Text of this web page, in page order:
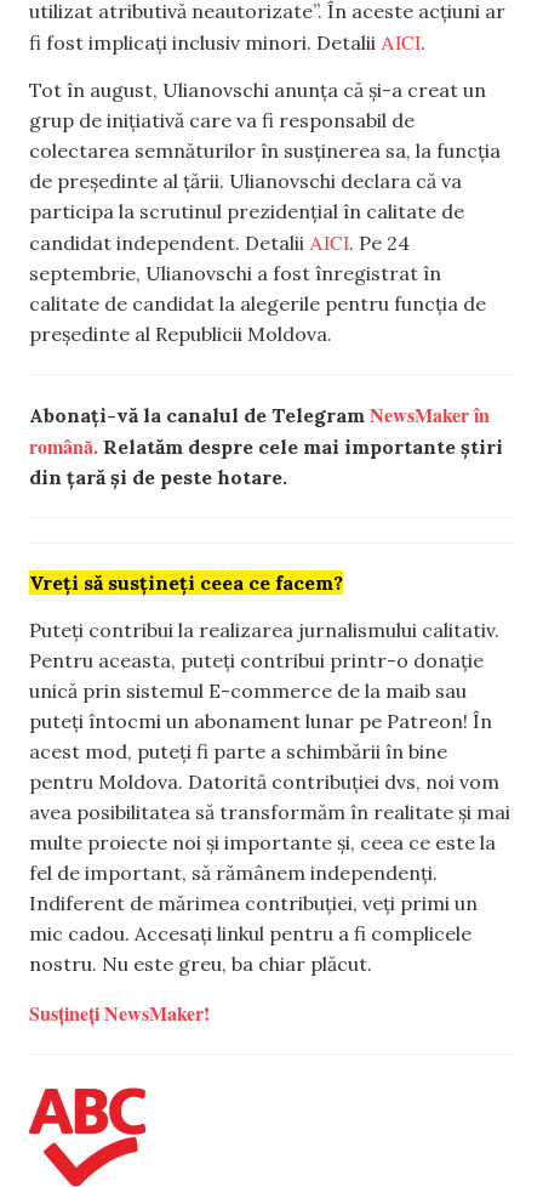
utilizat atributivă neautorizate”. În aceste acțiuni ar
fi fost implicați inclusiv minori. Detalii AICI.
Tot în august, Ulianovschi anunța că și-a creat un
grup de inițiativă care va fi responsabil de
colectarea semnăturilor în susținerea sa, la funcția
de președinte al țării. Ulianovschi declara că va
participa la scrutinul prezidențial în calitate de
candidat independent. Detalii AICI. Pe 24
septembrie, Ulianovschi a fost înregistrat în
calitate de candidat la alegerile pentru funcția de
președinte al Republicii Moldova.
Abonați-vă la canalul de Telegram NewsMaker în
română. Relatăm despre cele mai importante știri
din țară și de peste hotare.
Vreți să susțineți ceea ce facem?
Puteți contribui la realizarea jurnalismului calitativ.
Pentru aceasta, puteți contribui printr-o donație
unică prin sistemul E-commerce de la maib sau
puteți întocmi un abonament lunar pe Patreon! În
acest mod, puteți fi parte a schimbării în bine
pentru Moldova. Datorită contribuției dvs, noi vom
avea posibilitatea să transformăm în realitate și mai
multe proiecte noi și importante și, ceea ce este la
fel de important, să rămânem independenți.
Indiferent de mărimea contribuției, veți primi un
mic cadou. Accesați linkul pentru a fi complicele
nostru. Nu este greu, ba chiar plăcut.
Susțineți NewsMaker!